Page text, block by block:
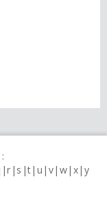
r s t u v w x y